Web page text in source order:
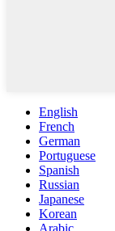
English
French
German
Portuguese
Spanish
Russian
Japanese
Korean